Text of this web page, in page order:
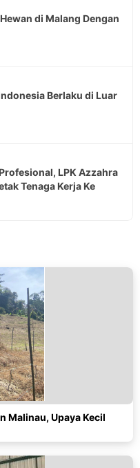
di Malang Dengan
Berlaku di Luar
LPK Azzahra
Tenaga Kerja Ke
Malinau, Upaya Kecil